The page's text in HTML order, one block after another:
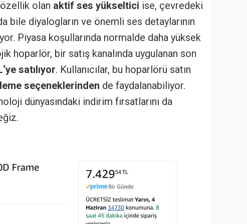
olan aktif ses yükseltici ise, çevredeki
bile diyalogların ve önemli ses detaylarının
Piyasa koşullarında normalde daha yüksek
hoparlör, bir satış kanalında uygulanan son
satılıyor. Kullanıcılar, bu hoparlörü satın
seçeneklerinden de faydalanabiliyor.
dünyasındaki indirim fırsatlarını da